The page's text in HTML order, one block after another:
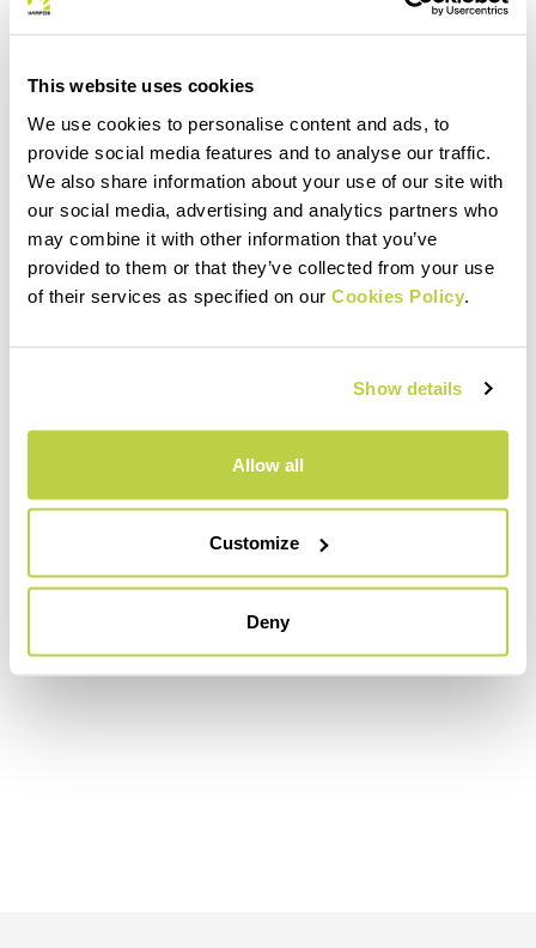
This website uses cookies
We use cookies to personalise content and ads, to
provide social media features and to analyse our traffic.
We also share information about your use of our site with
our social media, advertising and analytics partners who
may combine it with other information that you’ve
provided to them or that they’ve collected from your use
of their services as specified on our Cookies Policy
Show details
Allow all
Customize
Deny